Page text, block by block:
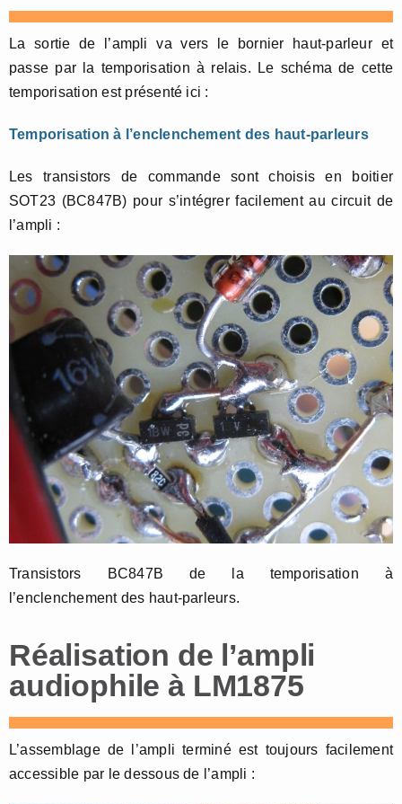
La sortie de l’ampli va vers le bornier haut-parleur et
passe par la temporisation à relais. Le schéma de cette
temporisation est présenté ici :
Temporisation à l’enclenchement des haut-parleurs
Les transistors de commande sont choisis en boitier
SOT23 (BC847B) pour s’intégrer facilement au circuit de
l’ampli :
Transistors BC847B de la temporisation à
l’enclenchement des haut-parleurs.
Réalisation de l’ampli
audiophile à LM1875
L’assemblage de l’ampli terminé est toujours facilement
accessible par le dessous de l’ampli :